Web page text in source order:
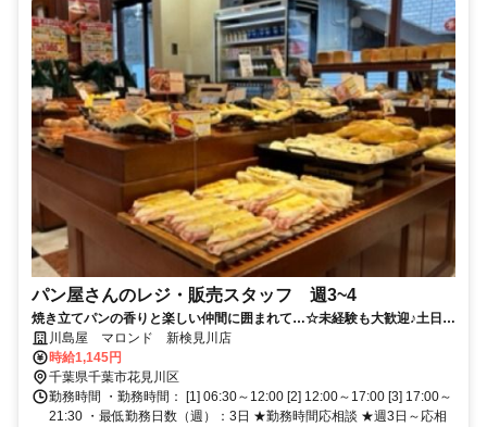
パン屋さんのレジ・販売スタッフ 週3~4
焼き立てパンの香りと楽しい仲間に囲まれて…☆未経験も大歓迎♪土日出
れる方・長期出来る方歓迎
川島屋 マロンド 新検見川店
時給1,145円
千葉県千葉市花見川区
勤務時間 ・勤務時間： [1] 06:30～12:00 [2] 12:00～17:00 [3] 17:00～
21:30 ・最低勤務日数（週）：3日 ★勤務時間応相談 ★週3日～応相